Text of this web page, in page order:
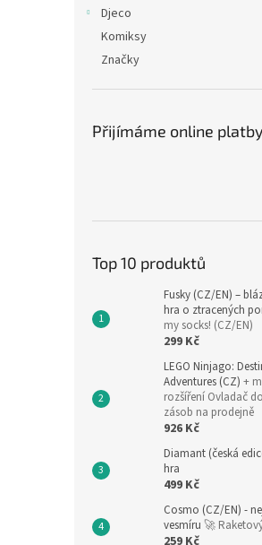
Djeco
Komiksy
Značky
Přijímáme online platby
Top 10 produktů
Fusky (CZ/EN) –
hra o ztracených
my socks! (CZ/EN)
299 Kč
LEGO Ninjago:
Adventures (CZ) +
rozšíření Ovladač
zásob na prodejně
926 Kč
Diamant (česká
hra
499 Kč
Cosmo (CZ/EN) -
vesmíru 🚀
259 Kč